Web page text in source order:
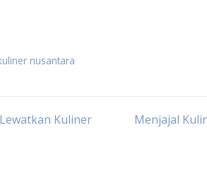
nusantara
Kuliner
Menjajal